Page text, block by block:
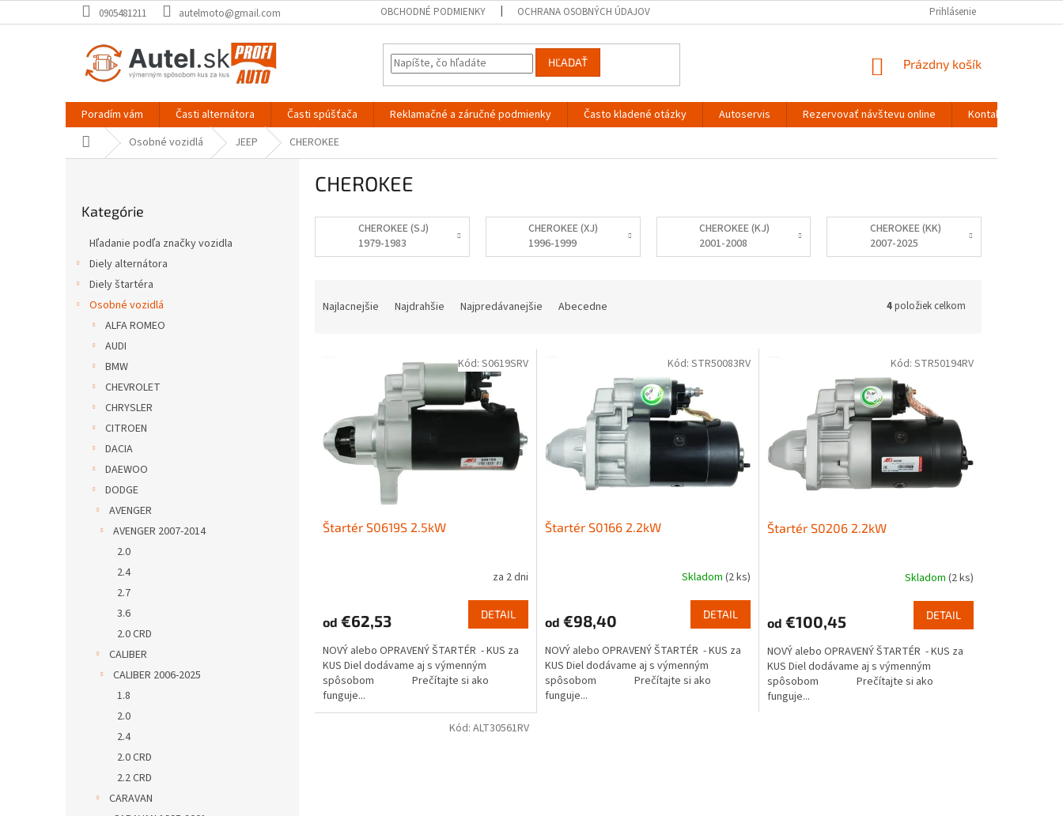
na
0905481211 autelmoto@gmail.com OBCHODNÉ PODMIENKY OCHRANA OSOBNÝCH ÚDAJOV Prihlásenie
HĽADAŤ
NÁKUPNÝ
Prázdny košík
Poradím vám Časti alternátora Časti spúšťača Reklamačné a záručné podmienky Často kladené otázky Autoservis Rezervovať návštevu online
Kontakty
Domov Osobné vozidlá JEEP CHEROKEE
kategórie
Kategórie
Hľadanie podľa značky vozidla
Diely alternátora
Diely štartéra
Osobné vozidlá
ALFA ROMEO
AUDI
BMW
CHEVROLET
CHRYSLER
CITROEN
DACIA
DAEWOO
DODGE
AVENGER
AVENGER 2007-2014
2.0
2.4
2.7
3.6
2.0 CRD
CALIBER
CALIBER 2006-2025
1.8
2.0
2.4
2.0 CRD
2.2 CRD
CARAVAN
CHEROKEE
CHEROKEE (SJ)
1979-1983
CHEROKEE (XJ)
1996-1999
CHEROKEE (KJ)
2001-2008
CHEROKEE (KK)
2007-2025
Najlacnejšie Najdrahšie Najpredávanejšie Abecedne 4položiek celkom
Štartér S0619S 2.5kW
za 2 dni
od €62,53 DETAIL
NOVÝ alebo OPRAVENÝ ŠTARTÉR - KUS za
KUS Diel dodávame aj s výmenným
spôsobom Prečítajte si ako
funguje...
Kód: S0619SRV
Štartér S0166 2.2kW
Skladom (2 ks)
od €98,40 DETAIL
NOVÝ alebo OPRAVENÝ ŠTARTÉR - KUS za
KUS Diel dodávame aj s výmenným
spôsobom Prečítajte si ako
funguje...
Kód: STR50083RV
Štartér S0206 2.2kW
Skladom (2 ks)
od €100,45 DETAIL
NOVÝ alebo OPRAVENÝ ŠTARTÉR - KUS za
KUS Diel dodávame aj s výmenným
spôsobom Prečítajte si ako
funguje...
Kód: STR50194RV
Kód: ALT30561RV